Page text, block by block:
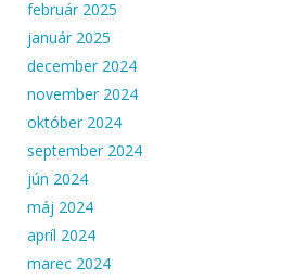
február 2025
január 2025
december 2024
november 2024
október 2024
september 2024
jún 2024
máj 2024
apríl 2024
marec 2024